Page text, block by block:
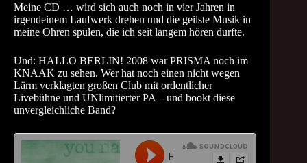
Meine CD … wird sich auch noch in vier Jahren in
irgendeinem Laufwerk drehen und die geilste Musik in
meine Ohren spülen, die ich seit langem hören durfte.
Und: HALLO BERLIN! 2008 war PRISMA noch im
KNAAK zu sehen. Wer hat noch einen nicht wegen
Lärm verklagten großen Club mit ordentlicher
Livebühne und UNlimitierter PA – und bookt diese
unvergleichliche Band?